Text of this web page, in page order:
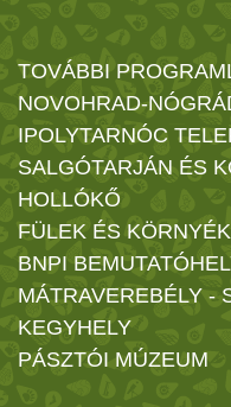
TOVÁBBI
NOVOHRAD-
IPOLYTARNÓC
SALGÓTARJÁN ÉS
HOLLÓKŐ
FÜLEK ÉS
BNPI
MÁTRAVEREBÉLY -
KEGYHELY
PÁSZTÓI MÚZEUM